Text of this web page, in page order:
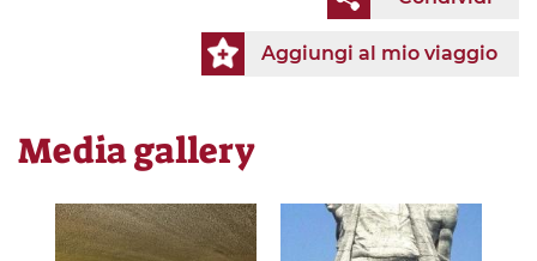
Aggiungi al mio viaggio
Media gallery